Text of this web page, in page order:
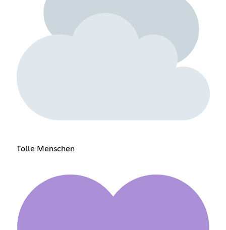
Tolle Menschen